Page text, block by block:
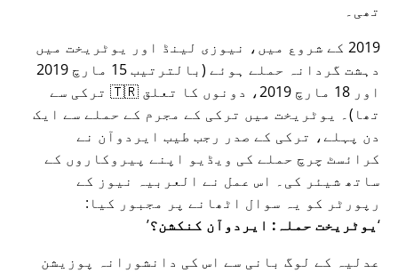
تھی۔
2019 کے شروع میں، نیوزی لینڈ اور یوٹریخت میں
دہشت گردانہ حملے ہوئے (بالترتیب 15 مارچ 2019
اور 18 مارچ 2019، دونوں کا تعلق 🇹🇷 ترکی سے
تھا)۔ یوٹریخت میں ترکی کے مجرم کے حملے سے ایک
دن پہلے، ترکی کے صدر رجب طیب ایردوآن نے
کرائسٹ چرچ حملے کی ویڈیو اپنے پیروکاروں کے
ساتھ شیئر کی۔ اس عمل نے العربیہ نیوز کے
رپورٹر کو یہ سوال اٹھانے پر مجبور کیا:
یوٹریخت حملہ: ایردوآن کنکشن؟
عدلیہ کے لوگ بانی سے اس کی دانشورانہ پوزیشن